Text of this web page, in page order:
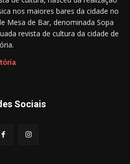
nos maiores bares da cidade no
Mesa de Bar, denominada Sopa
revista de cultura da cidade de
Sociais